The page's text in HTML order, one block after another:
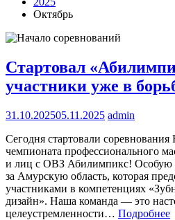
Октябрь
Стартовал
участники уже в
31.10.202505.11.2025 admin
Сегодня стартовали
чемпионата профессионального
и лиц с ОВЗ Абилимпикс! Особую
за Амурскую область, которая
участниками в компетенциях
дизайн». Наша команда — это
целеустремленности… Подробнее